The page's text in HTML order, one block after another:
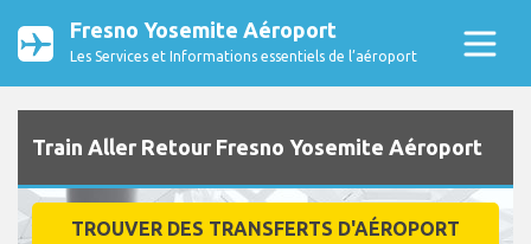
Fresno Yosemite Aéroport
Les Services et Informations essentiels de l’aéroport
Train Aller Retour Fresno Yosemite Aéroport
TROUVER DES TRANSFERTS D'AÉROPORT